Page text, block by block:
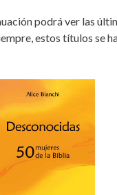
podrá ver las
estos títulos se